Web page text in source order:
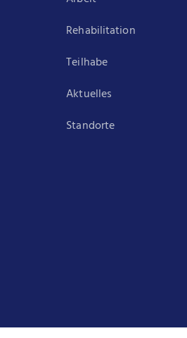
Rehabilitation
Teilhabe
Aktuelles
Standorte